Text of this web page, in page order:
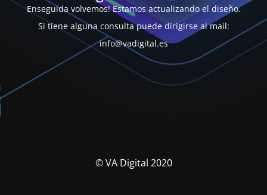
Enseguida volvemos! Estamos actualizando el diseño.
Si tiene alguna consulta puede dirigirse al mail:
info@vadigital.es
© VA Digital 2020